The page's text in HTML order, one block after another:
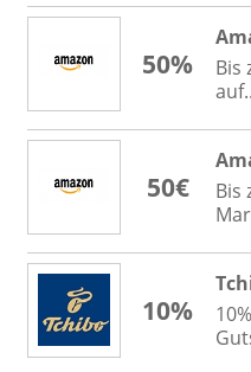
50%
Bis
50€
Bis
10%